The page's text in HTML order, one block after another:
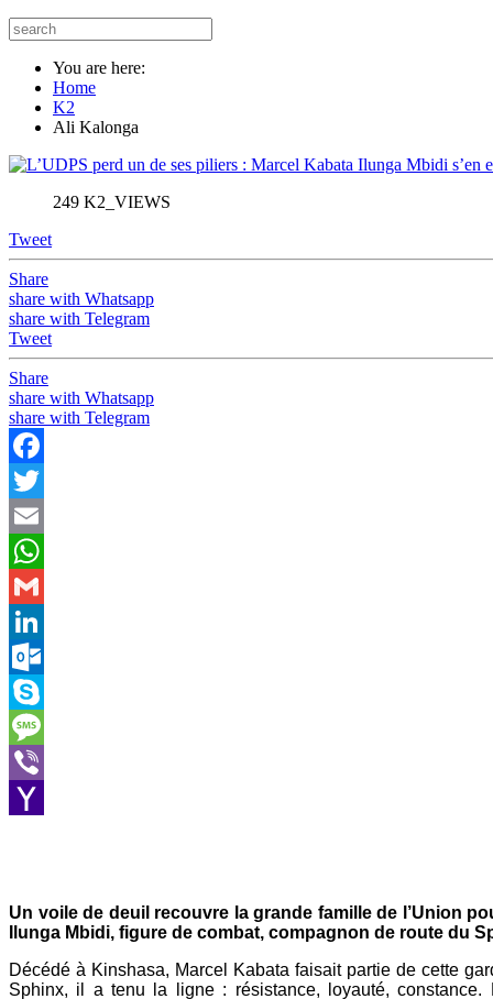
You are here:
Home
K2
Ali Kalonga
249 K2_VIEWS
Tweet
Share
share with Whatsapp
share with Telegram
Tweet
Share
share with Whatsapp
share with Telegram
Facebook
Twitter
Email
WhatsApp
Gmail
LinkedIn
Outlook.com
Skype
Message
Viber
Un voile de deuil recouvre la grande famille de l’Union
Ilunga Mbidi, figure de combat, compagnon de route du
Décédé à Kinshasa, Marcel Kabata faisait partie de cette
Sphinx, il a tenu la ligne : résistance, loyauté,